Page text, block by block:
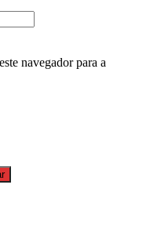
navegador para a